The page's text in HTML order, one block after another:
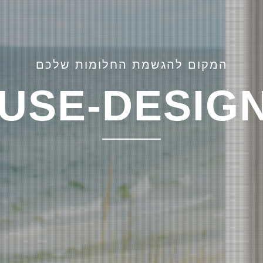
המקום להגשמת החלומות שלכם